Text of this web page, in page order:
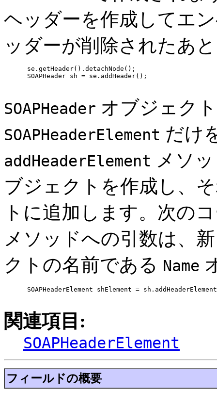
ヘッダーを作成してエ
ッダーが削除されたあ
      se.getHeader().detachNode();
      SOAPHeader sh = se.addHeader();
SOAPHeader オブジェク
SOAPHeaderElement だけ
addHeaderElement メソ
ブジェクトを作成し、
トに追加します。次の
メソッドへの引数は、
クトの名前である Name
SOAPHeaderElement shElement =
関連項目:
SOAPHeaderElement
フィールドの概要